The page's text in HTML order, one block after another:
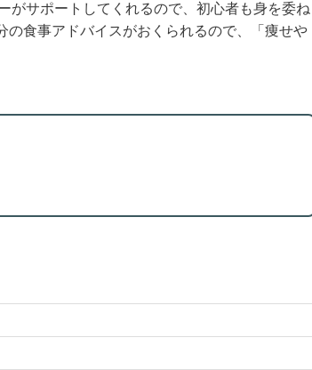
がサポートしてくれるので、初心者も身を委ね
食事アドバイスがおくられるので、「痩せや